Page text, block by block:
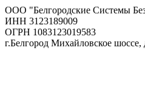
ООО "Белгородские Системы
ИНН 3123189009
ОГРН 1083123019583
г.Белгород Михайловское